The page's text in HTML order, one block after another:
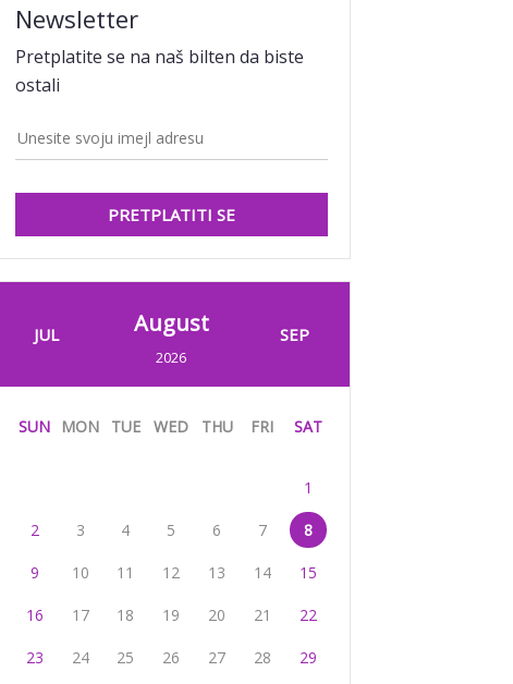
Newsletter
Pretplatite se na naš bilten da biste
ostali
PRETPLATITI SE
JUL August
2026
SEP
SUN MON TUE WED THU FRI SAT
1
2 3 4 5 6 7 8
9 10 11 12 13 14 15
16 17 18 19 20 21 22
23 24 25 26 27 28 29